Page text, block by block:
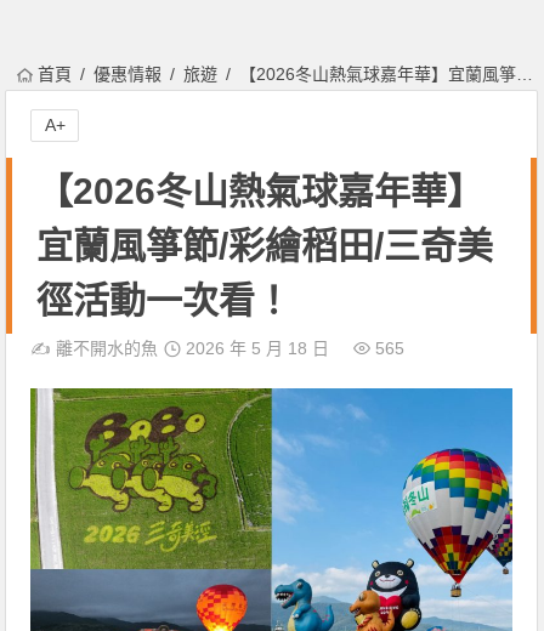
首頁 優惠情報 旅遊 【2026冬山熱氣球嘉年華】宜蘭風箏節/彩繪稻田/三奇美徑活動一次看！
【2026冬山熱氣球嘉年華】
宜蘭風箏節/彩繪稻田/三奇美
徑活動一次看！
✍️離不開水的魚 2026 年 5 月 18 日 565
A+